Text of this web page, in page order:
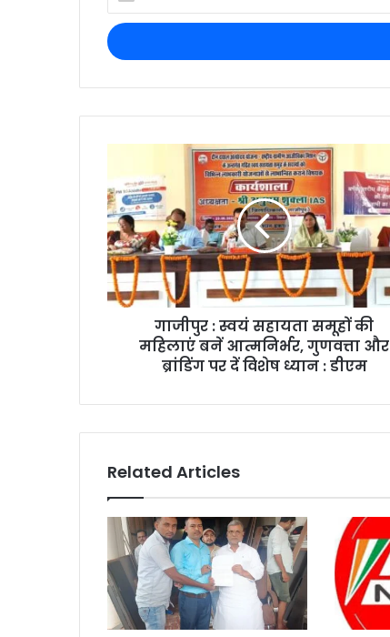
गाजीपुर : स्वयं सहायता समूहों की
महिलाएं बनें आत्मनिर्भर, गुणवत्ता और
ब्रांडिंग पर दें विशेष ध्यान : डीएम
Related Articles